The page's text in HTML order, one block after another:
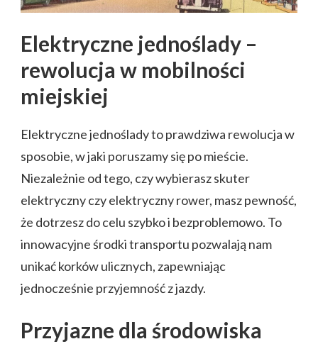
Elektryczne jednoślady –
rewolucja w mobilności
miejskiej
Elektryczne jednoślady to prawdziwa rewolucja w
sposobie, w jaki poruszamy się po mieście.
Niezależnie od tego, czy wybierasz skuter
elektryczny czy elektryczny rower, masz pewność,
że dotrzesz do celu szybko i bezproblemowo. To
innowacyjne środki transportu pozwalają nam
unikać korków ulicznych, zapewniając
jednocześnie przyjemność z jazdy.
Przyjazne dla środowiska